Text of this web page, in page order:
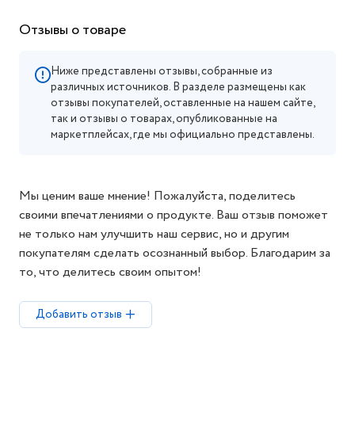
Отзывы о товаре
Ниже представлены отзывы, собранные из
различных источников. В разделе размещены как
отзывы покупателей, оставленные на нашем сайте,
так и отзывы о товарах, опубликованные на
маркетплейсах, где мы официально представлены.
Мы ценим ваше мнение! Пожалуйста, поделитесь
своими впечатлениями о продукте. Ваш отзыв поможет
не только нам улучшить наш сервис, но и другим
покупателям сделать осознанный выбор. Благодарим за
то, что делитесь своим опытом!
Добавить отзыв